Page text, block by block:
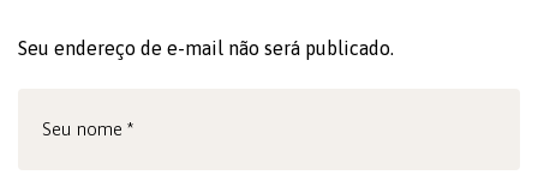
Seu endereço de e-mail não será publicado.